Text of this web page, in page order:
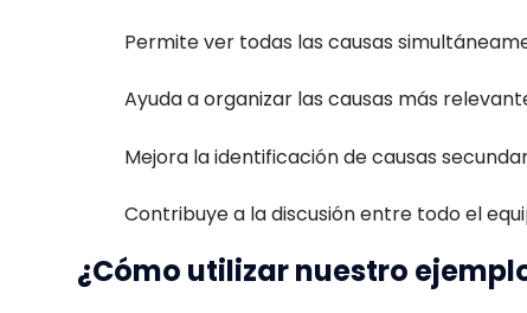
Permite ver todas las causas
Ayuda a organizar las causas más
Mejora la identificación de causas
Contribuye a la discusión entre todo el
¿Cómo utilizar nuestro